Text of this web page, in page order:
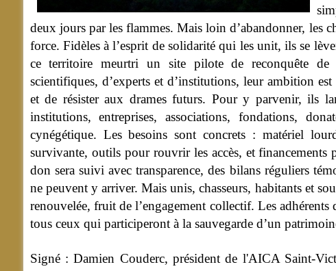
deux jours par les flammes.Mais loin d’abandonner, les
force. Fidèles à l’esprit de solidarité qui les unit, ils se
ce territoire meurtri un site pilote de reconquête
scientifiques, d’experts et d’institutions, leur ambition
et de résister aux drames futurs. Pour y parvenir, ils
institutions, entreprises, associations, fondations,
cynégétique. Les besoins sont concrets : matériel
survivante, outils pour rouvrir les accès, et financements
don sera suivi avec transparence, des bilans réguliers
ne peuvent y arriver. Mais unis, chasseurs, habitants et
renouvelée, fruit de l’engagement collectif. Les
tous ceux qui participeront à la sauvegarde d’un
Signé : Damien Couderc, président de l'AICA Saint-